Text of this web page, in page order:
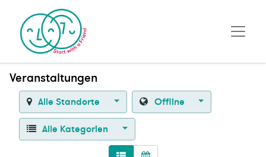
Veranstaltungen
Alle Standorte Offline
Alle Kategorien